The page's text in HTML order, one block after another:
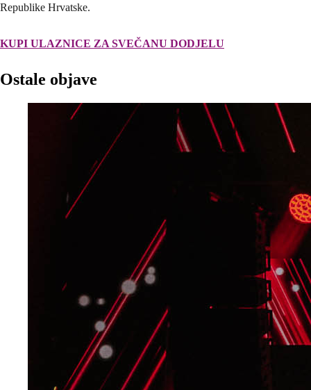
Republike Hrvatske.
KUPI ULAZNICE ZA SVEČANU DODJELU
Ostale objave